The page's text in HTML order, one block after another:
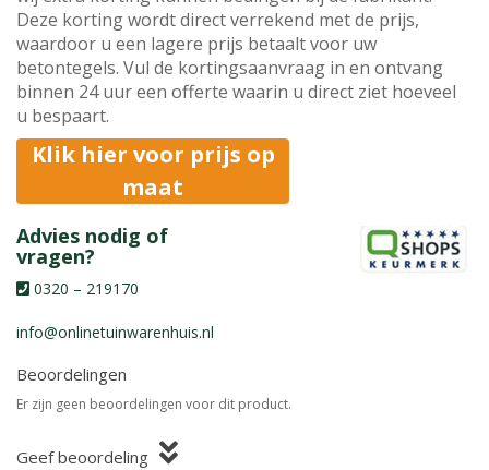
Deze korting wordt direct verrekend met de prijs,
waardoor u een lagere prijs betaalt voor uw
betontegels. Vul de kortingsaanvraag in en ontvang
binnen 24 uur een offerte waarin u direct ziet hoeveel
u bespaart.
Klik hier voor prijs op
maat
Advies nodig of
vragen?
0320 – 219170
info@onlinetuinwarenhuis.nl
Beoordelingen
Er zijn geen beoordelingen voor dit product.
Geef beoordeling